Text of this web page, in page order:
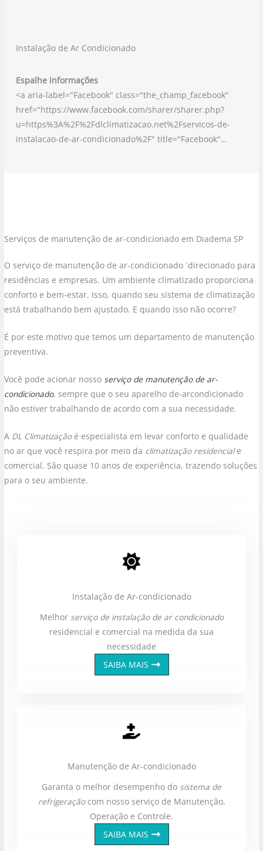
Instalação de Ar Condicionado
Espalhe informações
<a aria-label="Facebook" class="the_champ_facebook"
href="https://www.facebook.com/sharer/sharer.php?
u=https%3A%2F%2Fdlclimatizacao.net%2Fservicos-de-
instalacao-de-ar-condicionado%2F" title="Facebook"…
Serviços de manutenção de ar-condicionado em Diadema SP
O serviço de manutenção de ar-condicionado ´direcionado para
residências e empresas. Um ambiente climatizado proporciona
conforto e bem-estar. Isso, quando seu sistema de climatização
está trabalhando bem ajustado. E quando isso não ocorre?
É por este motivo que temos um departamento de manutenção
preventiva.
Você pode acionar nosso serviço de manutenção de ar-
condicionado, sempre que o seu aparelho de-arcondicionado
não estiver trabalhando de acordo com a sua necessidade.
A DL Climatizaçãoé especialista em levar conforto e qualidade
no ar que você respira por meio da climatização residenciale
comercial. São quase 10 anos de experiência, trazendo soluções
para o seu ambiente.
Instalação de Ar-condicionado
Melhor serviço de instalação de ar condicionado
residencial e comercial na medida da sua
necessidade
SAIBA MAIS
Manutenção de Ar-condicionado
Garanta o melhor desempenho do sistema de
refrigeraçãocom nosso serviço de Manutenção,
Operação e Controle.
SAIBA MAIS